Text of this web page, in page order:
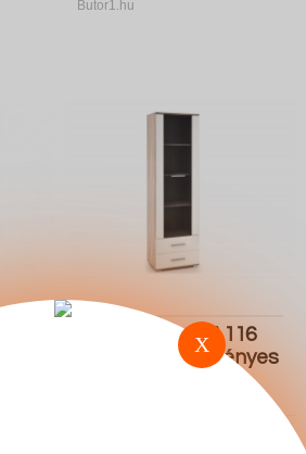
Butor1.hu
Vitrin Houston A116
(Sonoma tölgy Fényes
X